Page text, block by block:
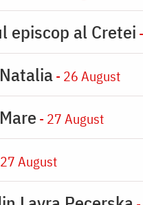
episcop al Cretei
- 26 August
- 27 August
August